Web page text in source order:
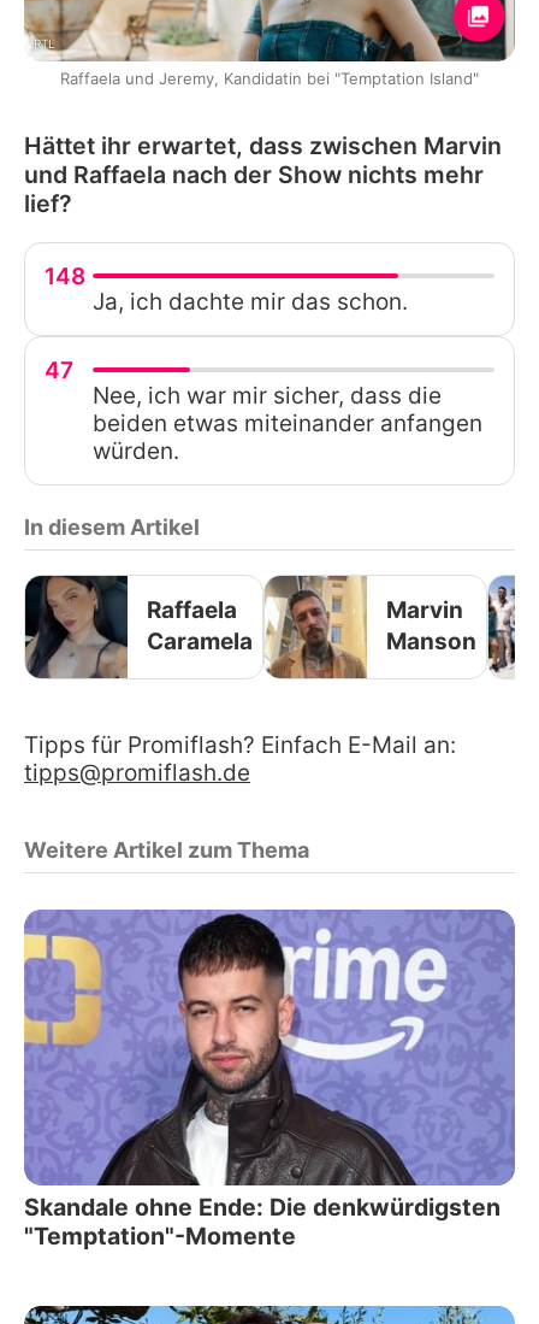
RTL
Raffaela und Jeremy, Kandidatin bei "Temptation Island"
Hättet ihr erwartet, dass zwischen Marvin
und Raffaela nach der Show nichts mehr
lief?
148
Ja, ich dachte mir das schon.
47
Nee, ich war mir sicher, dass die
beiden etwas miteinander anfangen
würden.
In diesem Artikel
Raffaela
Caramela
Marvin
Manson
Tipps für Promiflash? Einfach E-Mail an:
tipps@promiflash.de
Weitere Artikel zum Thema
Skandale ohne Ende: Die denkwürdigsten
"Temptation"-Momente